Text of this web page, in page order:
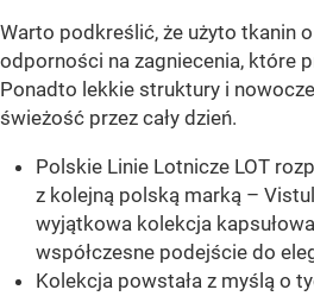
Warto podkreślić, że użyto tkanin
odporności na zagniecenia, które
Ponadto lekkie struktury i
świeżość przez cały dzień.
Polskie Linie Lotnicze LOT
z kolejną polską marką –
wyjątkowa kolekcja
współczesne podejście do
Kolekcja powstała z myślą o